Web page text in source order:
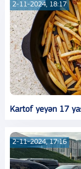
2-11-2024, 18:17
Kartof yeyən 17
2-11-2024, 17:16